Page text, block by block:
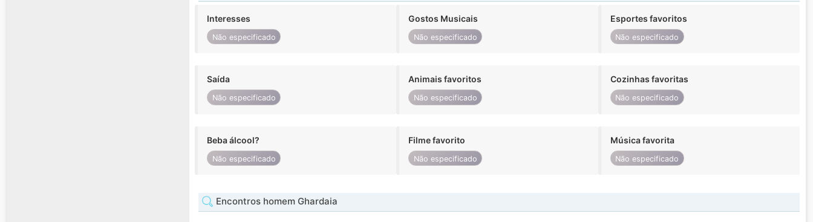
Interesses
Não especificado
Gostos Musicais
Não especificado
Esportes favoritos
Não especificado
Saída
Não especificado
Animais favoritos
Não especificado
Cozinhas favoritas
Não especificado
Beba álcool?
Não especificado
Filme favorito
Não especificado
Música favorita
Não especificado
Encontros homem Ghardaia